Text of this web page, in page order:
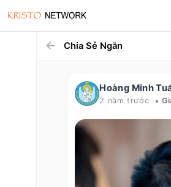
Chia Sẻ Ngắn
Hoàng Minh
2 năm trước •